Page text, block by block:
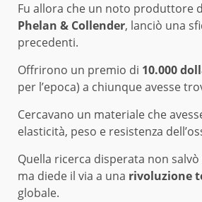
Fu allora che un noto produttore
Phelan & Collender, lanciò una
precedenti.
Offrirono un premio di 10.000
per l’epoca) a chiunque avesse
Cercavano un materiale che
elasticità, peso e resistenza
Quella ricerca disperata non
ma diede il via a una rivoluzione
globale.